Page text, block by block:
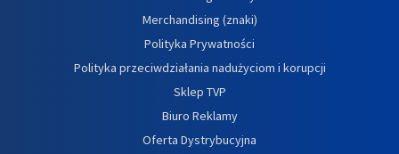
Merchandising (znaki)
Polityka Prywatności
Polityka przeciwdziałania nadużyciom i korupcji
Sklep TVP
Biuro Reklamy
Oferta Dystrybucyjna